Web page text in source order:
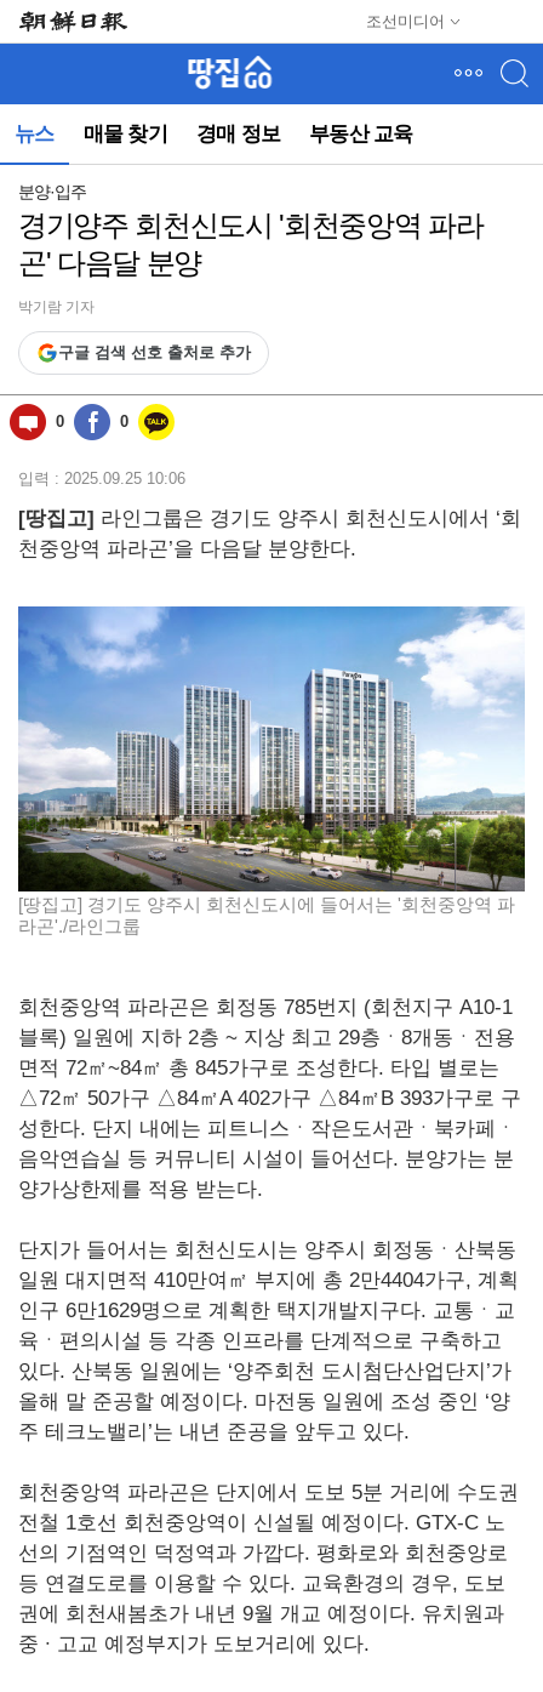
조선미디어
뉴
(컨
동)
뉴스 매물 찾기 경매 정보 부동산 교육
분양·입주
경기양주 회천신도시 '회천중앙역 파라
곤' 다음달 분양
박기람 기자
구글 검색 선호 출처로 추가
0 0
입력 : 2025.09.25 10:06
[땅집고] 라인그룹은 경기도 양주시 회천신도시에서 ‘회
천중앙역 파라곤’을 다음달 분양한다.
[땅집고] 경기도 양주시 회천신도시에 들어서는 '회천중앙역 파
라곤'./라인그룹
회천중앙역 파라곤은 회정동 785번지 (회천지구 A10-1
블록) 일원에 지하 2층 ~ 지상 최고 29층ㆍ8개동ㆍ전용
면적 72㎡~84㎡ 총 845가구로 조성한다. 타입 별로는
△72㎡ 50가구 △84㎡A 402가구 △84㎡B 393가구로 구
성한다. 단지 내에는 피트니스ㆍ작은도서관ㆍ북카페ㆍ
음악연습실 등 커뮤니티 시설이 들어선다. 분양가는 분
양가상한제를 적용 받는다.
단지가 들어서는 회천신도시는 양주시 회정동ㆍ산북동
일원 대지면적 410만여㎡ 부지에 총 2만4404가구, 계획
인구 6만1629명으로 계획한 택지개발지구다. 교통ㆍ교
육ㆍ편의시설 등 각종 인프라를 단계적으로 구축하고
있다. 산북동 일원에는 ‘양주회천 도시첨단산업단지’가
올해 말 준공할 예정이다. 마전동 일원에 조성 중인 ‘양
주 테크노밸리’는 내년 준공을 앞두고 있다.
회천중앙역 파라곤은 단지에서 도보 5분 거리에 수도권
전철 1호선 회천중앙역이 신설될 예정이다. GTX-C 노
선의 기점역인 덕정역과 가깝다. 평화로와 회천중앙로
등 연결도로를 이용할 수 있다. 교육환경의 경우, 도보
권에 회천새봄초가 내년 9월 개교 예정이다. 유치원과
중 ∙ 고교 예정부지가 도보거리에 있다.